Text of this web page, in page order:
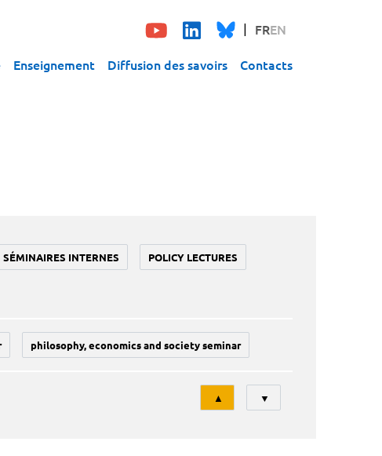
FREN
Enseignement Diffusion des savoirs Contacts
SÉMINAIRES INTERNES POLICY LECTURES
philosophy, economics and society seminar
Tri
▲ ▼